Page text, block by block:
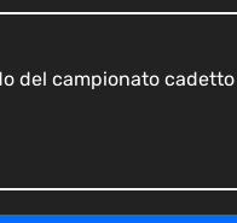
del campionato